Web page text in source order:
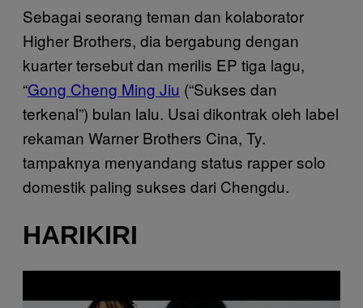
Sebagai seorang teman dan kolaborator
Higher Brothers, dia bergabung dengan
kuarter tersebut dan merilis EP tiga lagu,
“Gong Cheng Ming Jiu (“Sukses dan
terkenal”) bulan lalu. Usai dikontrak oleh label
rekaman Warner Brothers Cina, Ty.
tampaknya menyandang status rapper solo
domestik paling sukses dari Chengdu.
HARIKIRI
a